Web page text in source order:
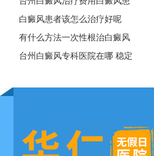
白癜风患者该怎么治疗好呢
有什么方法一次性根治白癜风
台州白癜风专科医院在哪 稳定